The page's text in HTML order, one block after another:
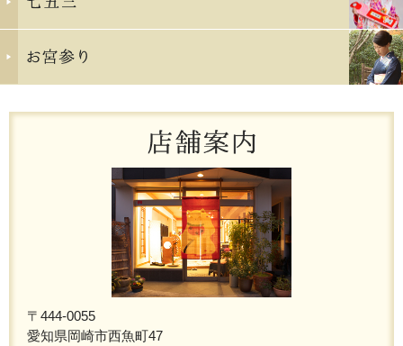
〒444-0055
愛知県岡崎市西魚町47